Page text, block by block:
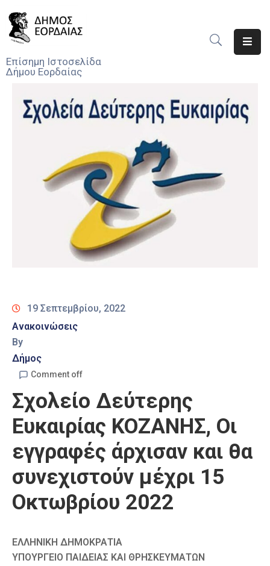
Επίσημη Ιστοσελίδα
Δήμου Εορδαίας
Νέα
19 Σεπτεμβρίου, 2022
Ανακοινώσεις
By
Δήμος
Comment off
Σχολείο Δεύτερης
Ευκαιρίας ΚΟΖΑΝΗΣ, Οι
εγγραφές άρχισαν και θα
συνεχιστούν μέχρι 15
Οκτωβρίου 2022
ΕΛΛΗΝΙΚΗ ΔΗΜΟΚΡΑΤΙΑ
ΥΠΟΥΡΓΕΙΟ ΠΑΙΔΕΙΑΣ ΚΑΙ ΘΡΗΣΚΕΥΜΑΤΩΝ